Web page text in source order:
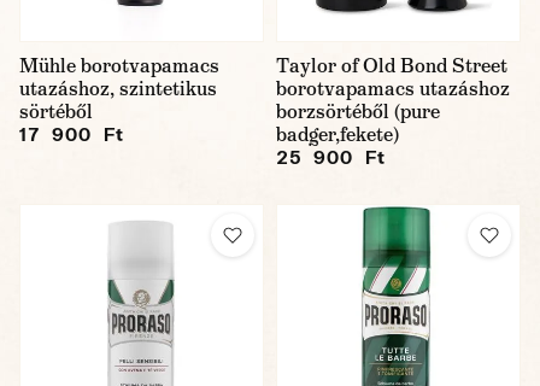
Mühle borotvapamacs
utazáshoz, szintetikus
sörtéből
17 900 Ft
Taylor of Old Bond Street
borotvapamacs utazáshoz
borzsörtéből (pure
badger,fekete)
25 900 Ft